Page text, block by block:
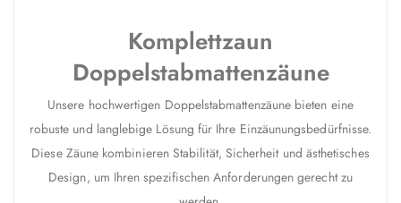
Komplettzaun
Doppelstabmattenzäune
Unsere hochwertigen Doppelstabmattenzäune bieten eine
robuste und langlebige Lösung für Ihre Einzäunungsbedürfnisse.
Diese Zäune kombinieren Stabilität, Sicherheit und ästhetisches
Design, um Ihren spezifischen Anforderungen gerecht zu